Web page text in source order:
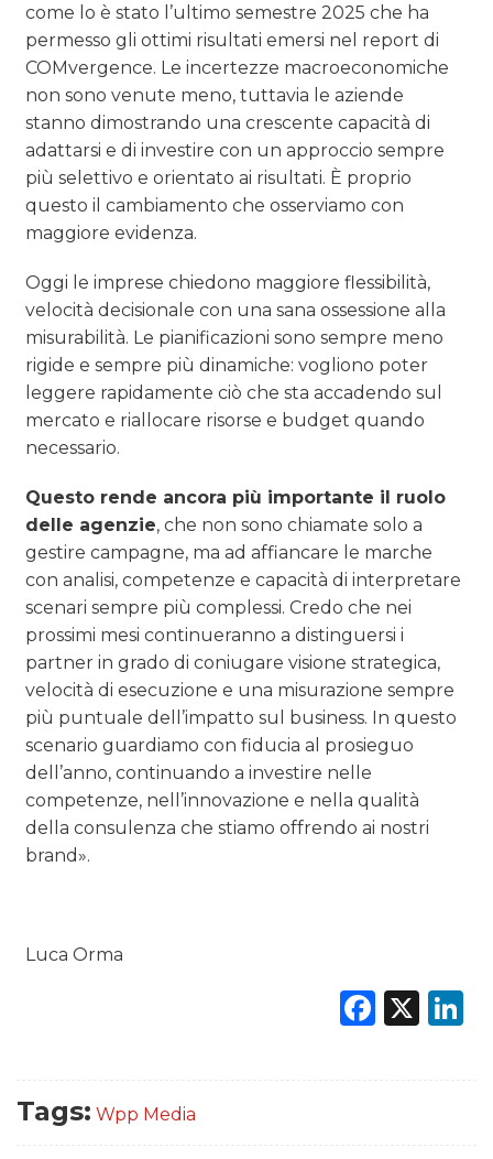
come lo è stato l’ultimo semestre 2025 che ha
permesso gli ottimi risultati emersi nel report di
COMvergence. Le incertezze macroeconomiche
non sono venute meno, tuttavia le aziende
stanno dimostrando una crescente capacità di
adattarsi e di investire con un approccio sempre
più selettivo e orientato ai risultati. È proprio
questo il cambiamento che osserviamo con
maggiore evidenza.
Oggi le imprese chiedono maggiore flessibilità,
velocità decisionale con una sana ossessione alla
misurabilità. Le pianificazioni sono sempre meno
rigide e sempre più dinamiche: vogliono poter
leggere rapidamente ciò che sta accadendo sul
mercato e riallocare risorse e budget quando
necessario.
Questo rende ancora più importante il ruolo
delle agenzie, che non sono chiamate solo a
gestire campagne, ma ad affiancare le marche
con analisi, competenze e capacità di interpretare
scenari sempre più complessi. Credo che nei
prossimi mesi continueranno a distinguersi i
partner in grado di coniugare visione strategica,
velocità di esecuzione e una misurazione sempre
più puntuale dell’impatto sul business. In questo
scenario guardiamo con fiducia al prosieguo
dell’anno, continuando a investire nelle
competenze, nell’innovazione e nella qualità
della consulenza che stiamo offrendo ai nostri
brand».
Luca Orma
X
Tags: Wpp Media